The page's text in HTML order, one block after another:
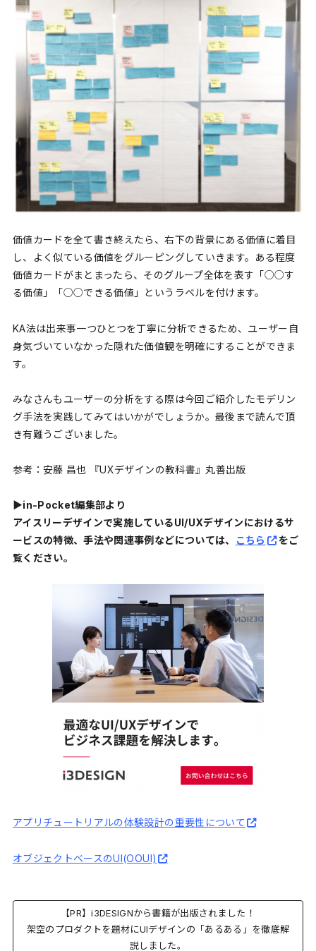
価値カードを全て書き終えたら、右下の背景にある価値に着目
し、よく似ている価値をグルーピングしていきます。ある程度
価値カードがまとまったら、そのグループ全体を表す「○○す
る価値」「○○できる価値」というラベルを付けます。
KA法は出来事一つひとつを丁寧に分析できるため、ユーザー自
身気づいていなかった隠れた価値観を明確にすることができま
す。
みなさんもユーザーの分析をする際は今回ご紹介したモデリン
グ手法を実践してみてはいかがでしょうか。最後まで読んで頂
き有難うございました。
参考：安藤 昌也 『UXデザインの教科書』丸善出版
▶︎in-Pocket編集部より
アイスリーデザインで実施しているUI/UXデザインにおけるサ
ービスの特徴、手法や関連事例などについては、
こちら
をご
覧ください。
アプリチュートリアルの体験設計の重要性について
オブジェクトベースのUI(OOUI)
【PR】i3DESIGNから書籍が出版されました！
架空のプロダクトを題材にUIデザインの「あるある」を徹底解
説しました。